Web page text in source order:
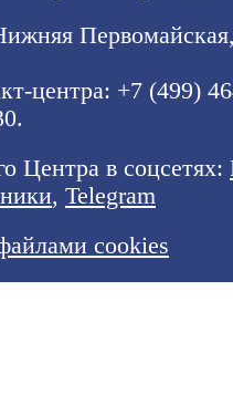
центра: +7 (499)
Центра в соцсетях:
, Telegram
cookies